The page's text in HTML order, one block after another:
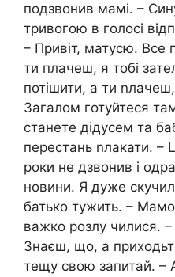
подзвонив мамі. –
тривогою в голосі
– Привіт, матусю. Все
ти плачеш, я тобі
потішити, а ти
Загалом готуйтеся
станете дідусем та
перестань nлакати. –
роки не дзвонив і
новини. Я дуже
батько тужить. –
важко розлу чилися. –
Знаєш, що, а
тещу свою запитай. –